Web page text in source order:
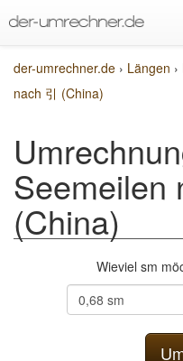
der-umrechner.de › Längen ›
nach 引 (China)
Seemeilen
(China)
Wieviel sm